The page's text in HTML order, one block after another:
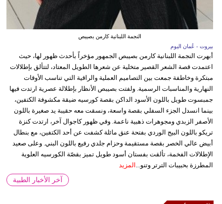
النجمة اللبنانية كارمن بصيبص
بيروت - عُمان اليوم
أبهرت النجمة اللبنانية كارمن بصيبص الجمهور مؤخراً بأحدث ظهور لها، حيث
اعتمدت قصة الشعر القصير متخلية عن شعرها الطويل المعتاد، لتتألق بإطلالات
مبتكرة وخاطفة جمعت بين التصاميم العملية والراقية التي تناسب الأوقات
النهارية والمناسبات الرسمية. ولفتت بصيبص الأنظار بإطلالة عصرية ارتدت فيها
جمبسوت طويل باللون الأسود الداكن بقصة كورسيه ضيقة مكشوفة الكتفين،
بينما انسدل الجزء السفلي بقصة واسعة، ونسقت معه حقيبة يد صغيرة باللون
الأصفر الزبدي ومجوهرات ذهبية ناعمة. وفي ظهور كاجوال آخر، ارتدت كنزة
تريكو باللون البيج الوردي بفتحة عنق مائلة كشفت عن أحد الكتفين، مع بنطال
أبيض عالي الخصر بقصة مستقيمة وحزام جلدي رفيع باللون البني. وعلى صعيد
الإطلالات الفخمة، تألقت بفستان أسود طويل تميز بقصّة الكورسيه العلوية
المطرزة بحبيبات الترتر وتنو...
المزيد
آخر الأخبار الطبية